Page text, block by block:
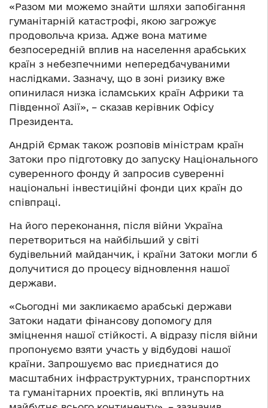
«Разом ми можемо знайти шляхи запобігання
гуманітарній катастрофі, якою загрожує
продовольча криза. Адже вона матиме
безпосередній вплив на населення арабських
країн з небезпечними непередбачуваними
наслідками. Зазначу, що в зоні ризику вже
опинилася низка ісламських країн Африки та
Південної Азії», – сказав керівник Офісу
Президента.
Андрій Єрмак також розповів міністрам країн
Затоки про підготовку до запуску Національного
суверенного фонду й запросив суверенні
національні інвестиційні фонди цих країн до
співпраці.
На його переконання, після війни Україна
перетвориться на найбільший у світі
будівельний майданчик, і країни Затоки могли б
долучитися до процесу відновлення нашої
держави.
«Сьогодні ми закликаємо арабські держави
Затоки надати фінансову допомогу для
зміцнення нашої стійкості. А відразу після війни
пропонуємо взяти участь у відбудові нашої
країни. Запрошуємо вас приєднатися до
масштабних інфраструктурних, транспортних
та гуманітарних проектів, які вплинуть на